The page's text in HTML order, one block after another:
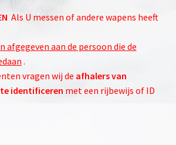
Als U messen of andere wapens heeft
afgegeven aan de persoon die de
.
vragen wij de afhalers van
identificeren met een rijbewijs of ID